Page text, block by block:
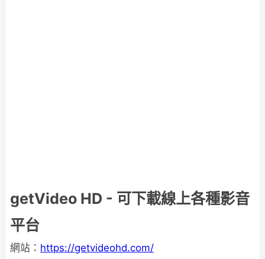
getVideo HD - 可下載線上各種影音
平台
網站： https://getvideohd.com/